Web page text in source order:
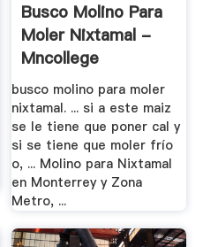
Busco Molino Para
Moler Nixtamal -
Mncollege
busco molino para moler
nixtamal. ... si a este maiz
se le tiene que poner cal y
si se tiene que moler frío
o, ... Molino para Nixtamal
en Monterrey y Zona
Metro, ...